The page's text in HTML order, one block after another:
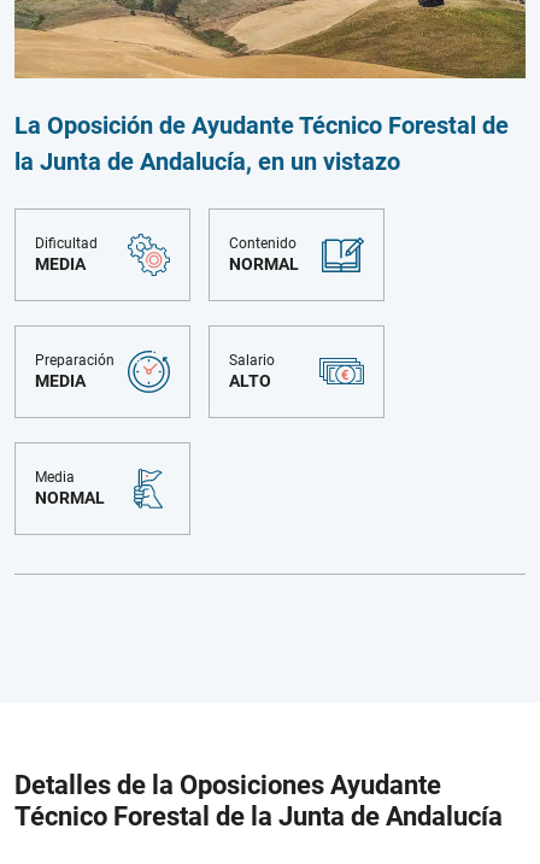
La Oposición de Ayudante Técnico Forestal de
la Junta de Andalucía, en un vistazo
Dificultad
MEDIA
Contenido
NORMAL
Preparación
MEDIA
Salario
ALTO
Media
NORMAL
Detalles de la Oposiciones Ayudante
Técnico Forestal de la Junta de Andalucía